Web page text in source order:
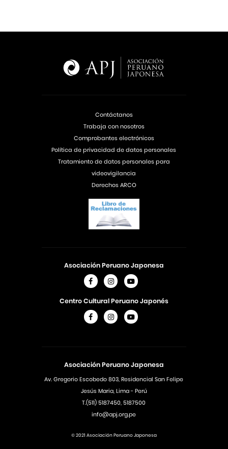
Asociación Peruano Japonesa
Av. Gregorio Escobedo 803, Residencial San Felipe
Jesús Maria, Lima - Perú
T.(511) 5187450, 5187500
info@apj.org.pe
Asociación Peruano Japonesa
Centro Cultural Peruano Japonés
Contáctanos
Trabaja con nosotros
Comprobantes electrónicos
Política de privacidad de datos personales
Tratamiento de datos personales para
videovigilancia
Derechos ARCO
© 2021 Asociación Peruano Japonesa